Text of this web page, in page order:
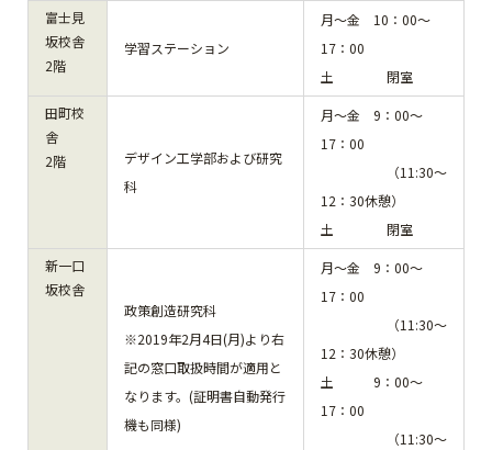
富士見
坂校舎
2階
学習ステーション
月～金 10：00～
17：00
土 閉室
田町校
舎
2階
デザイン工学部および研究
科
月～金 9：00～
17：00
（11:30～
12：30休憩）
土 閉室
新一口
坂校舎
政策創造研究科
※2019年2月4日(月)より右
記の窓口取扱時間が適用と
なります。(証明書自動発行
機も同様)
月～金 9：00～
17：00
（11:30～
12：30休憩）
土 9：00～
17：00
（11:30～